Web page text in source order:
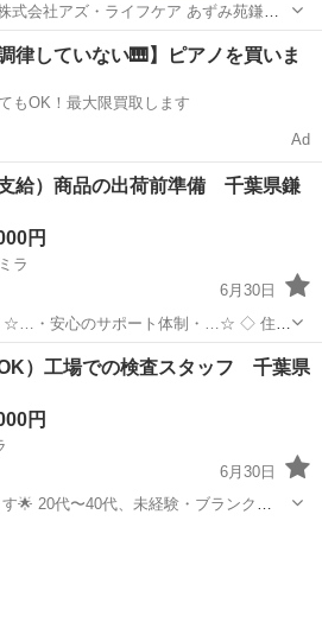
) 【募集律していない🎹】ピアノを買いま
もOK！最大限買取します
Ad
支給）商品の出荷前準備 千葉県鎌
円
ラ
6月30日
未経験
OK）工場での検査スタッフ 千葉県
円
6月30日
🌟 20代〜40代、未経験・ブランク